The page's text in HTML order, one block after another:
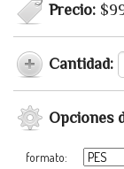
Precio:
Cantidad:
Opciones
formato: